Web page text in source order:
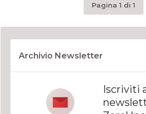
Pagina 1 di 1
Archivio Newsletter
Iscriviti